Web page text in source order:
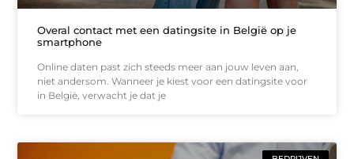
Overal contact met een datingsite in België op je
smartphone
Online daten past zich steeds meer aan jouw leven aan,
niet andersom. Wanneer je kiest voor een datingsite voor
in België, verwacht je dat je